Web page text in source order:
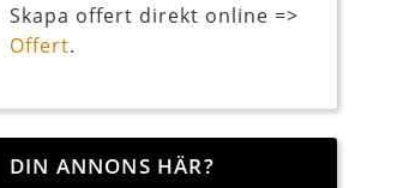
Skapa offert direkt online =>
Offert.
DIN ANNONS HÄR?